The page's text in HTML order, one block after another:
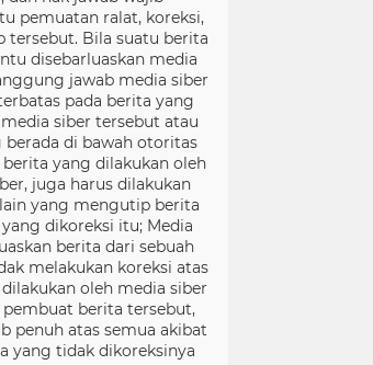
pemuatan ralat, koreksi,
tersebut. Bila suatu berita
disebarluaskan media
jawab media siber
pada berita yang
siber tersebut atau
berada di bawah otoritas
yang dilakukan oleh
juga harus dilakukan
yang mengutip berita
dikoreksi itu; Media
berita dari sebuah
melakukan koreksi atas
oleh media siber
berita tersebut,
penuh atas semua akibat
yang tidak dikoreksinya